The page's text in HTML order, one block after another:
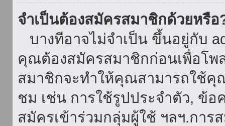
จำเป็นต้องสมัครสมาชิกด้วยหรือ
บางทีอาจไม่จำเป็น ขึ้นอยู่กับ
คุณต้องสมัครสมาชิกก่อนเพื่อโพ
สมาชิกจะทำให้คุณสามารถใช้คุ
ชม เช่น การใช้รูปประจำตัว, ข้อ
สมัครเข้าร่วมกลุ่มผู้ใช้ ฯลฯ.การ